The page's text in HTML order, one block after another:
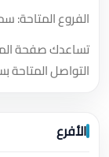
الفروع المتاحة:
تساعدك صفحة
التواصل المتاحة
الأفرع